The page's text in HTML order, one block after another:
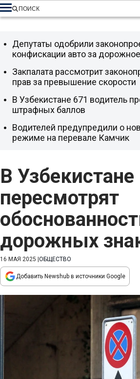
ПОИСК
В Узбекистане
пересмотрят
дорожных
16 МАЯ 2025 ОБЩЕСТВО
Добавить Newshub в источники Google
Депутаты одобрили
конфискации авто за
Закпалата рассмотрит
прав за превышение скорости
В Узбекистане 671 водитель
штрафных баллов
Водителей предупредили о
режиме на перевале Камчик